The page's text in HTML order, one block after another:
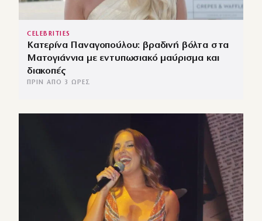
CELEBRITIES
Κατερίνα Παναγοπούλου: βραδινή βόλτα στα
Ματογιάννια με εντυπωσιακό μαύρισμα και
διακοπές
ΠΡΙΝ ΑΠΌ 3 ΏΡΕΣ